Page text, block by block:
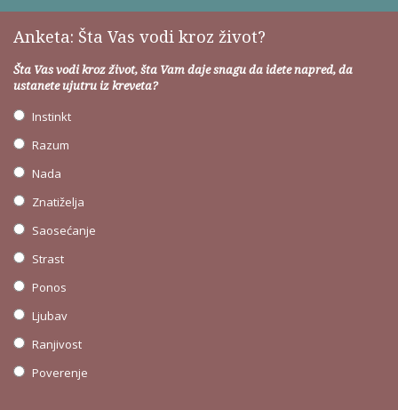
Anketa: Šta Vas vodi kroz život?
Šta Vas vodi kroz život, šta Vam daje snagu da idete napred, da
ustanete ujutru iz kreveta?
Instinkt
Razum
Nada
Znatiželja
Saosećanje
Strast
Ponos
Ljubav
Ranjivost
Poverenje